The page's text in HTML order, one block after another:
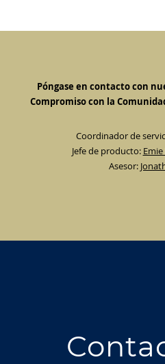
Póngase en contacto con
Compromiso con la
Coordinador de
Jefe de producto:
Asesor: